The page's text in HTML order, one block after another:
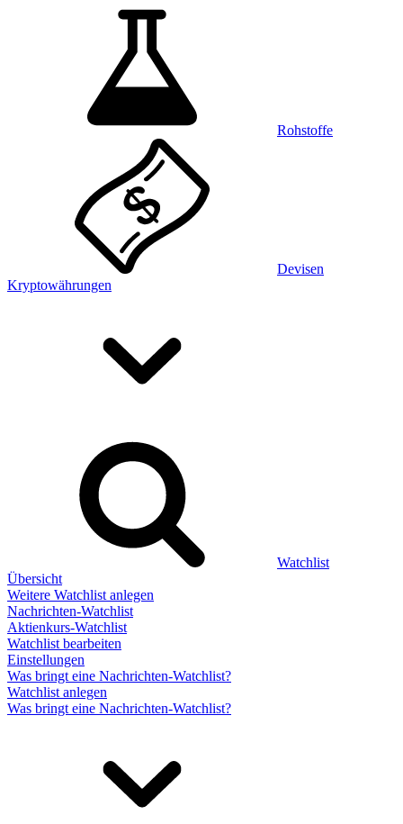
Rohstoffe
Devisen
Kryptowährungen
Watchlist
Übersicht
Weitere Watchlist anlegen
Nachrichten-Watchlist
Aktienkurs-Watchlist
Watchlist bearbeiten
Einstellungen
Was bringt eine Nachrichten-Watchlist?
Watchlist anlegen
Was bringt eine Nachrichten-Watchlist?